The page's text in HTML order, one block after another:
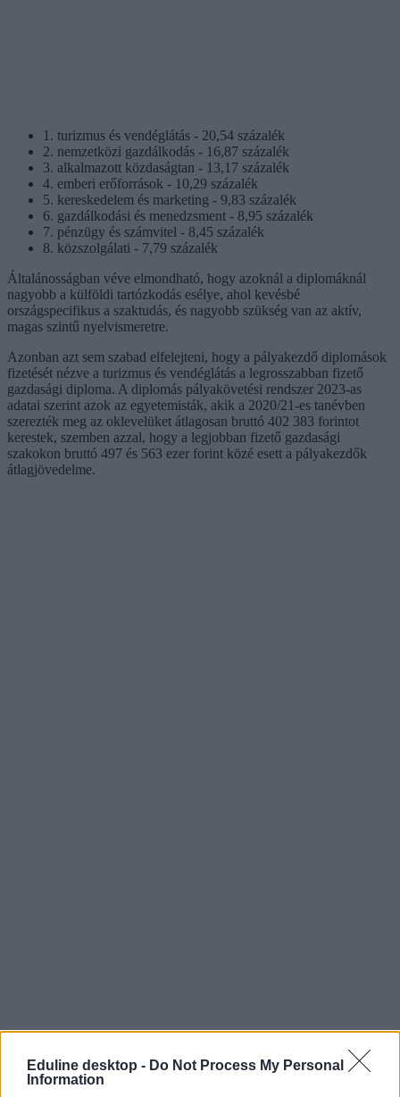
Eduline desktop - Do Not Process My Personal
Information
1. turizmus és vendéglátás - 20,54 százalék
2. nemzetközi gazdálkodás - 16,87 százalék
3. alkalmazott közdaságtan - 13,17 százalék
4. emberi erőforrások - 10,29 százalék
5. kereskedelem és marketing - 9,83 százalék
6. gazdálkodási és menedzsment - 8,95 százalék
7. pénzügy és számvitel - 8,45 százalék
8. közszolgálati - 7,79 százalék
Általánosságban véve elmondható, hogy azoknál a diplomáknál
nagyobb a külföldi tartózkodás esélye, ahol kevésbé
országspecifikus a szaktudás, és nagyobb szükség van az aktív,
magas szintű nyelvismeretre.
Azonban azt sem szabad elfelejteni, hogy a pályakezdő diplomások
fizetését nézve a turizmus és vendéglátás a legrosszabban fizető
gazdasági diploma. A diplomás pályakövetési rendszer 2023-as
adatai szerint azok az egyetemisták, akik a 2020/21-es tanévben
szerezték meg az oklevelüket átlagosan bruttó 402 383 forintot
kerestek, szemben azzal, hogy a legjobban fizető gazdasági
szakokon bruttó 497 és 563 ezer forint közé esett a pályakezdők
átlagjövedelme.